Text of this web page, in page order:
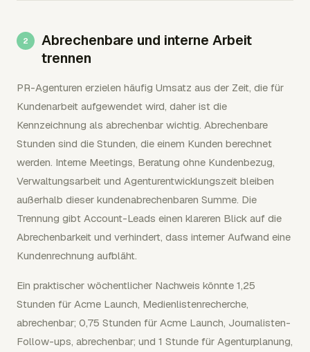
Abrechenbare und interne Arbeit
trennen
PR-Agenturen erzielen häufig Umsatz aus der Zeit, die für
Kundenarbeit aufgewendet wird, daher ist die
Kennzeichnung als abrechenbar wichtig. Abrechenbare
Stunden sind die Stunden, die einem Kunden berechnet
werden. Interne Meetings, Beratung ohne Kundenbezug,
Verwaltungsarbeit und Agenturentwicklungszeit bleiben
außerhalb dieser kundenabrechenbaren Summe. Die
Trennung gibt Account-Leads einen klareren Blick auf die
Abrechenbarkeit und verhindert, dass interner Aufwand eine
Kundenrechnung aufbläht.
Ein praktischer wöchentlicher Nachweis könnte 1,25
Stunden für Acme Launch, Medienlistenrecherche,
abrechenbar; 0,75 Stunden für Acme Launch, Journalisten-
Follow-ups, abrechenbar; und 1 Stunde für Agenturplanung,